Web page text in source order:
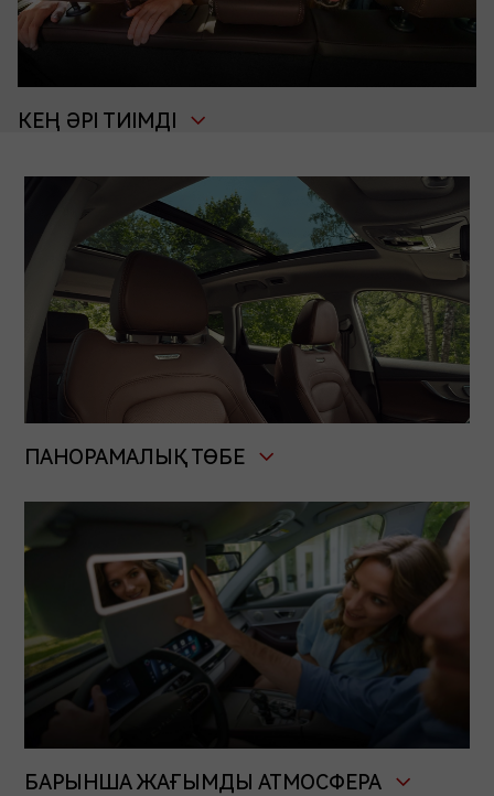
КЕҢ ӘРІ ТИІМДІ
ПАНОРАМАЛЫҚ ТӨБЕ
БАРЫНША ЖАҒЫМДЫ АТМОСФЕРА